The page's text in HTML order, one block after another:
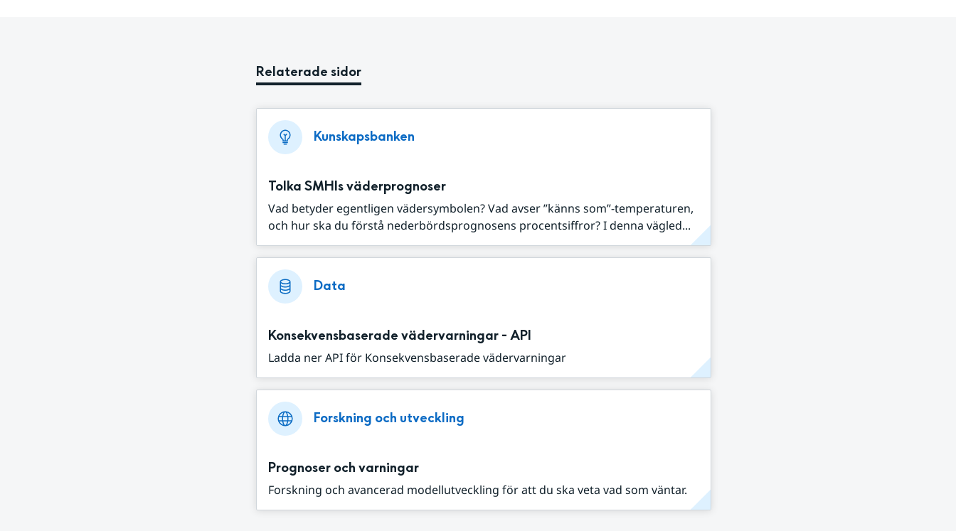
Relaterade sidor
Kunskapsbanken
Tolka SMHIs väderprognoser
Vad betyder egentligen vädersymbolen? Vad avser ”känns som”-temperaturen,
och hur ska du förstå nederbördsprognosens procentsiffror? I denna vägled...
Data
Konsekvensbaserade vädervarningar - API
Ladda ner API för Konsekvensbaserade vädervarningar
Forskning och utveckling
Prognoser och varningar
Forskning och avancerad modellutveckling för att du ska veta vad som väntar.